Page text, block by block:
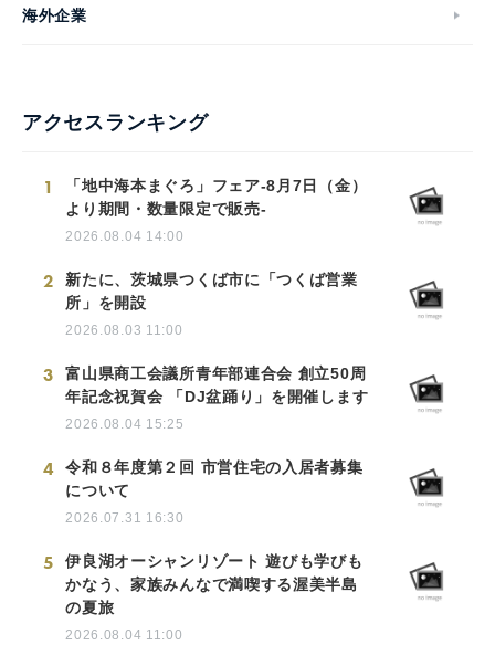
海外企業
アクセスランキング
1
「地中海本まぐろ」フェア-8月7日（金）
より期間・数量限定で販売-
2026.08.04 14:00
2
新たに、茨城県つくば市に「つくば営業
所」を開設
2026.08.03 11:00
3
富山県商工会議所青年部連合会 創立50周
年記念祝賀会 「DJ盆踊り」を開催します
2026.08.04 15:25
4
令和８年度第２回 市営住宅の入居者募集
について
2026.07.31 16:30
5
伊良湖オーシャンリゾート 遊びも学びも
かなう、家族みんなで満喫する渥美半島
の夏旅
2026.08.04 11:00